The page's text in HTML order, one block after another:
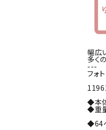
幅広
多く
---
フォ
◆本
◆重
◆64